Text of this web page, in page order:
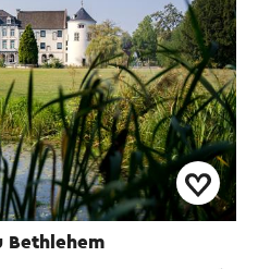
Bethlehem